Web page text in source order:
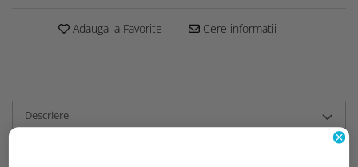
Adauga la Favorite Cere informatii
Descriere